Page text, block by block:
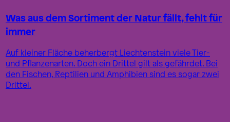
Was aus dem Sortiment der Natur fällt, fehlt für
immer
Auf kleiner Fläche beherbergt Liechtenstein viele Tier-
und Pflanzenarten. Doch ein Drittel gilt als gefährdet. Bei
den Fischen, Reptilien und Amphibien sind es sogar zwei
Drittel.